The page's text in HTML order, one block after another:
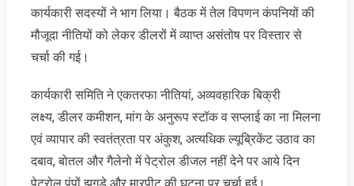
कार्यकारी सदस्‍यों ने भाग लिया। बैठक में तेल विपणन कंपनियों की
मौजूदा नीतियों को लेकर डीलरों में व्याप्त असंतोष पर विस्तार से
चर्चा की गई।
कार्यकारी समिति ने एकतरफा नीतियां, अव्यवहारिक बिक्री
लक्ष्य, डीलर कमीशन, मांग के अनुरूप स्टॉक व सप्लाई का ना मिलना
एवं व्यापार की स्वतंत्रता पर अंकुश, अत्यधिक ल्यूब्रिकेंट उठाव का
दबाव, बोतल और गैलेनो में पेट्रोल डीजल नहीं देने पर आये दिन